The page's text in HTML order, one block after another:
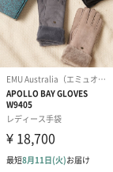
フラワーテディベア
（2,390円）
紅茶・コーヒー